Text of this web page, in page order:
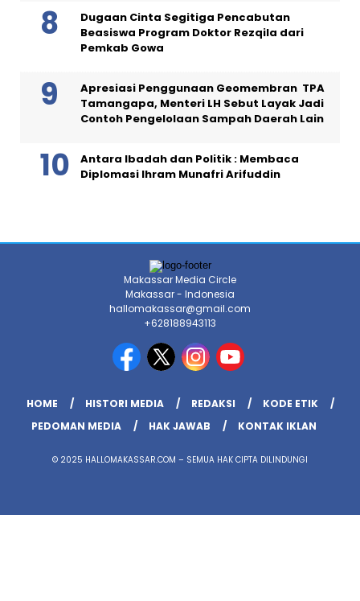
Dugaan Cinta Segitiga Pencabutan
Beasiswa Program Doktor Rezqila dari
Pemkab Gowa
Apresiasi Penggunaan Geomembran TPA
Tamangapa, Menteri LH Sebut Layak Jadi
Contoh Pengelolaan Sampah Daerah Lain
Antara Ibadah dan Politik : Membaca
Diplomasi Ihram Munafri Arifuddin
Makassar Media Circle
Makassar - Indonesia
hallomakassar@gmail.com
+628188943113
HOME HISTORI MEDIA REDAKSI
KODE ETIK
PEDOMAN MEDIA
HAK JAWAB KONTAK IKLAN
© 2025 HALLOMAKASSAR.COM – SEMUA HAK CIPTA DILINDUNGI